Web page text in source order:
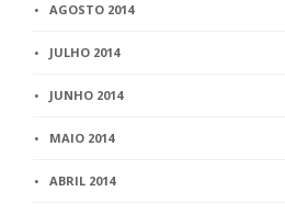
AGOSTO 2014
JULHO 2014
JUNHO 2014
MAIO 2014
ABRIL 2014